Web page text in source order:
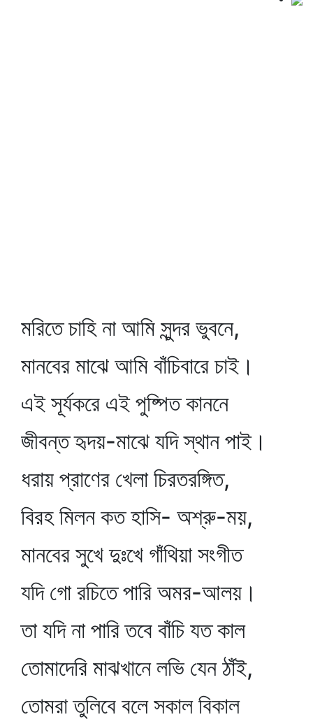
মরিতে চাহি না আমি সুন্দর ভুবনে,
মানবের মাঝে আমি বাঁচিবারে চাই।
এই সূর্যকরে এই পুষ্পিত কাননে
জীবন্ত হৃদয়-মাঝে যদি স্থান পাই।
ধরায় প্রাণের খেলা চিরতরঙ্গিত,
বিরহ মিলন কত হাসি- অশ্রু-ময়,
মানবের সুখে দুঃখে গাঁথিয়া সংগীত
যদি গো রচিতে পারি অমর-আলয়।
তা যদি না পারি তবে বাঁচি যত কাল
তোমাদেরি মাঝখানে লভি যেন ঠাঁই,
তোমরা তুলিবে বলে সকাল বিকাল